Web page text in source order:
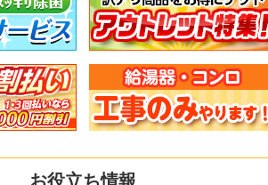
お役立ち情報